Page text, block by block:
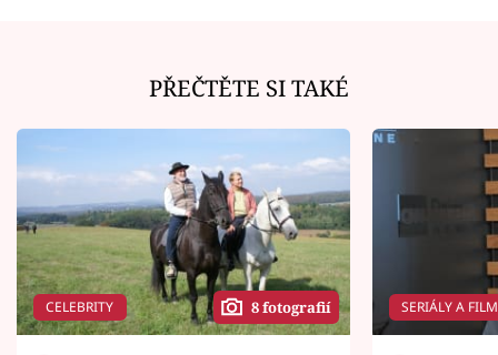
PŘEČTĚTE SI TAKÉ
CELEBRITY 8 fotografií SERIÁLY A